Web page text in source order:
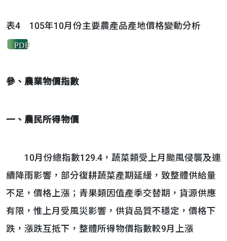
表4 105年10月份主要農產品產地價格變動分析
PDF
參、 農業物價指數
一、農民所得物價
10月份總指數129.4，蔬菜類受上月颱風侵襲及連
續降雨影響，部分復耕蔬菜產期延緩，致整體供給量
不足，價格上漲；青果類因值產季交替期，貨源供應
有限，惟上月受風災影響，供貨品質不穩定，價格下
跌，漲跌互抵下，整體所得物價指數較9月上漲